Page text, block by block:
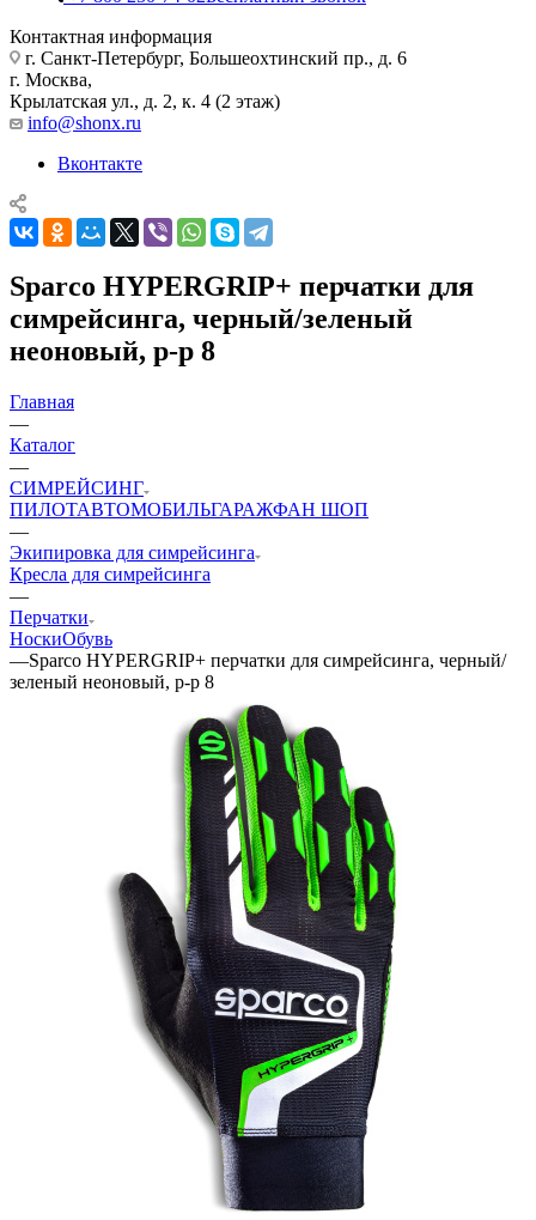
Контактная информация
г. Санкт-Петербург, Большеохтинский пр., д. 6
г. Москва,
Крылатская ул., д. 2, к. 4 (2 этаж)
info@shonx.ru
Вконтакте
Sparco HYPERGRIP+ перчатки для
симрейсинга, черный/зеленый
неоновый, р-р 8
Главная
—
Каталог
—
СИМРЕЙСИНГ
ПИЛОТАВТОМОБИЛЬГАРАЖФАН ШОП
—
Экипировка для симрейсинга
Кресла для симрейсинга
—
Перчатки
НоскиОбувь
—Sparco HYPERGRIP+ перчатки для симрейсинга, черный/
зеленый неоновый, р-р 8